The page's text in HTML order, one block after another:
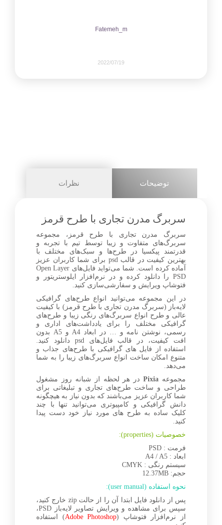
Fatemeh_m
2022/07/19
2+
توضیحات نظرات
سربرگ مدرن تجاری با طرح قرمز
سربرگ مدرن تجاری با طرح قرمز، مجموعه
سربرگ‌های متفاوت و زیبا توسط تیم با تجربه و
قدرتمند پیکسیا در طرح‌ها و سبک‌های مختلف با
بهترین کیفیت در قالب psd برای شما کاربران عزیز
آماده کرده است. شما می‌تواید فایل‌های Open Layer
PSD را دانلود کرده و در نرم‌افزار ایلوستریتور و
فتوشاپ ویرایش و سفارشی‌سازی کنید.
در این مجموعه می‌توانید انواع طرح‌های گرافیکی
لایه‌باز (سربرگ مدرن تجاری با طرح قرمز) با کیفیت
عالی و طرح انواع سربرگ‌های رنگی زیبا و طرح‌های
گرافیکی مختلف را برای یادداشت‌های اداری و
رسمی، نوشتن نامه و … در ابعاد A4 و A5 بدون
افت کیفیت، در قالب فایل‌های psd دانلود کنید.
استفاده از فایل های گرافیکی با طرح‌های جذاب و
متنوع امکان ساخت انواع سربرگ‌های زیبا را به شما
می‌دهد.
مجموعه Pixia در هر لحظه از شبانه روز مشغول
طراحی و ساخت طرح‌های تجاری و تبلیغاتی برای
شما کاربران عزیز می‌باشند که بدون نیاز به هیچگونه
دانش گرافیکی و کامپیوتری می‌توانید تنها با چند
کلیک ساده به طرح های مورد نیاز خود دست پیدا
کنید.
خصوصیات (properties):
فرمت : PSD
ابعاد : A4 / A5
سیستم رنگی : CMYK
حجم: 12.37MB
نحوه استفاده (user manual):
پس از دانلود فایل ابتدا آن را از حالت zip خارج کنید،
سپس برای مشاهده و ویرایش تصاویر لایه‌باز PSD،
از نرم‌افزار فتوشاپ (Adobe Photoshop) استفاده